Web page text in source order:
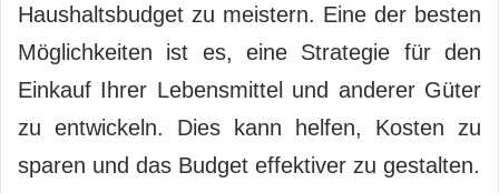
Haushaltsbudget zu meistern. Eine der besten
Möglichkeiten ist es, eine Strategie für den
Einkauf Ihrer Lebensmittel und anderer Güter
zu entwickeln. Dies kann helfen, Kosten zu
sparen und das Budget effektiver zu gestalten.